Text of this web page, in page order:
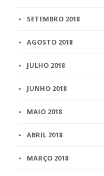
SETEMBRO 2018
AGOSTO 2018
JULHO 2018
JUNHO 2018
MAIO 2018
ABRIL 2018
MARÇO 2018